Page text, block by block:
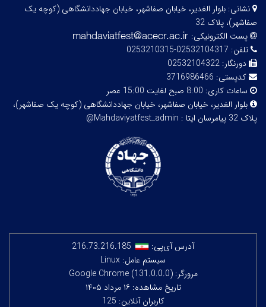
نشانی: بلوار الغدیر، خیابان صفاشهر، خیابان جهاددانشگاهی (کوچه یک
صفاشهر)، پلاک 32
پست الکترونیکی:
تلفن: 02532104317-0253210315
دورنگار: 02532104322
کدپستی: 3716986466
ساعات کاری: 8:00 صبح لغایت 15:00 عصر
بلوار الغدیر، خیابان صفاشهر، خیابان جهاددانشگاهی (کوچه یک صفاشهر)،
پلاک 32
پیامرسان ایتا : Mahdaviyatfest_admin@
آدرس آی‌پی:
216.73.216.185
سیستم عامل: Linux
مرورگر: Google Chrome (131.0.0.0)
تاریخ مشاهده: ۱۶ مرداد ۱۴۰۵
کاربران آنلاین: 125